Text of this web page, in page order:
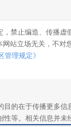
禁止编造、传播
站立场无关，不
管理规定》
目的在于传播更多
性等。相关信息并